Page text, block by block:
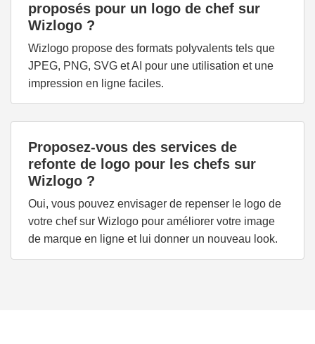
proposés pour un logo de chef sur
Wizlogo ?
Wizlogo propose des formats polyvalents tels que
JPEG, PNG, SVG et AI pour une utilisation et une
impression en ligne faciles.
Proposez-vous des services de
refonte de logo pour les chefs sur
Wizlogo ?
Oui, vous pouvez envisager de repenser le logo de
votre chef sur Wizlogo pour améliorer votre image
de marque en ligne et lui donner un nouveau look.